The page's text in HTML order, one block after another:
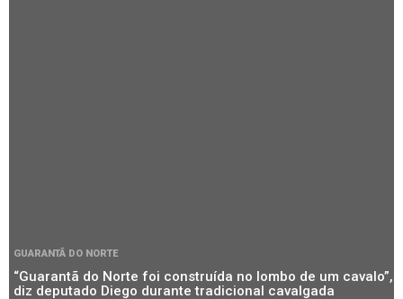
GUARANTÃ DO NORTE
“Guarantã do Norte foi construída no lombo de um cavalo”,
diz deputado Diego durante tradicional cavalgada